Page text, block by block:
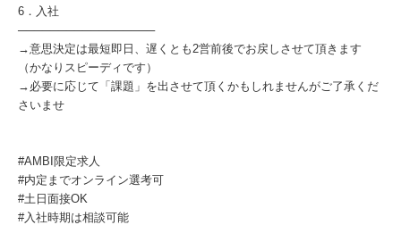
6．入社
─────────────────
→意思決定は最短即日、遅くとも2営前後でお戻しさせて頂きます
（かなりスピーディです）
→必要に応じて「課題」を出させて頂くかもしれませんがご了承くだ
さいませ
#AMBI限定求⼈
#内定までオンライン選考可
#⼟⽇⾯接OK
#⼊社時期は相談可能